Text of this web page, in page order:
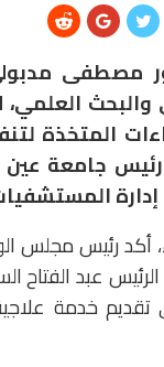
مصطفى
والبحث
المتخذة
رئيس جامعة
أكد رئيس مجلس
الرئيس عبد
تقديم خدمة